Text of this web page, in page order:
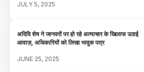
JULY 5, 2025
अदिवि शेष ने जानवरों पर हो रहे अत्याचार के खिलाफ उठाई
आवाज़, अधिकारियों को लिखा भावुक पत्र
JUNE 25, 2025